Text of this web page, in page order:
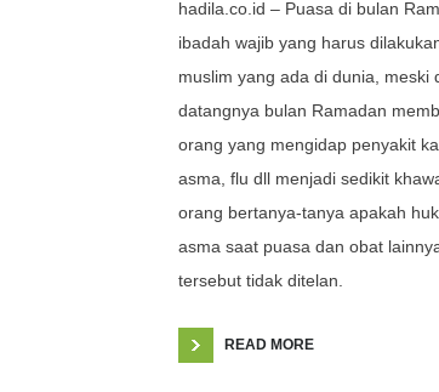
hadila.co.id – Puasa di bulan
ibadah wajib yang harus
muslim yang ada di dunia, meski
datangnya bulan Ramadan
orang yang mengidap penyakit
asma, flu dll menjadi sedikit
orang bertanya-tanya apakah
asma saat puasa dan obat
tersebut tidak ditelan.
READ MORE